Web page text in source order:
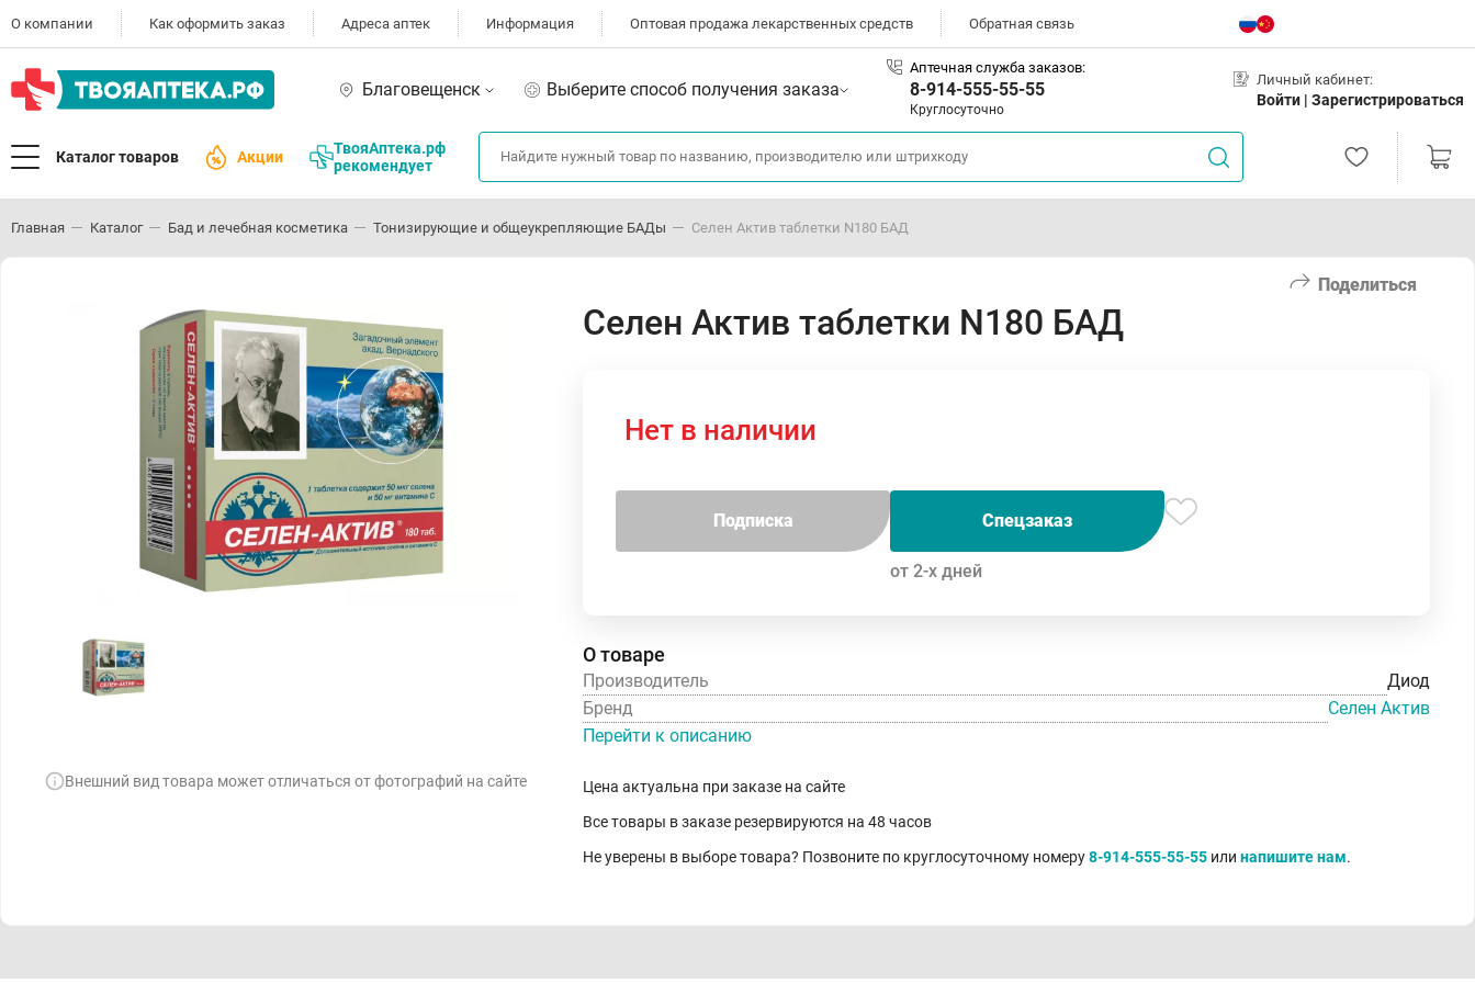
О компании Как оформить заказ Адреса аптек Информация Оптовая продажа лекарственных средств Обратная связь
Благовещенск Выберите способ получения заказа
Аптечная служба заказов:
8-914-555-55-55
Круглосуточно
Личный кабинет:
Войти | Зарегистрироваться
Каталог товаров Акции
ТвояАптека.рф
рекомендует
Главная Каталог Бад и лечебная косметика Тонизирующие и общеукрепляющие БАДы Селен Актив таблетки N180 БАД
Поделиться
Внешний вид товара может отличаться от фотографий на сайте
Селен Актив таблетки N180 БАД
Нет в наличии
Подписка Спецзаказ
от 2-х дней
О товаре
Производитель
Диод
Бренд
Селен Актив
Перейти к описанию
Цена актуальна при заказе на сайте
Все товары в заказе резервируются на 48 часов
Не уверены в выборе товара? Позвоните по круглосуточному номеру8-914-555-55-55 или напишите нам.